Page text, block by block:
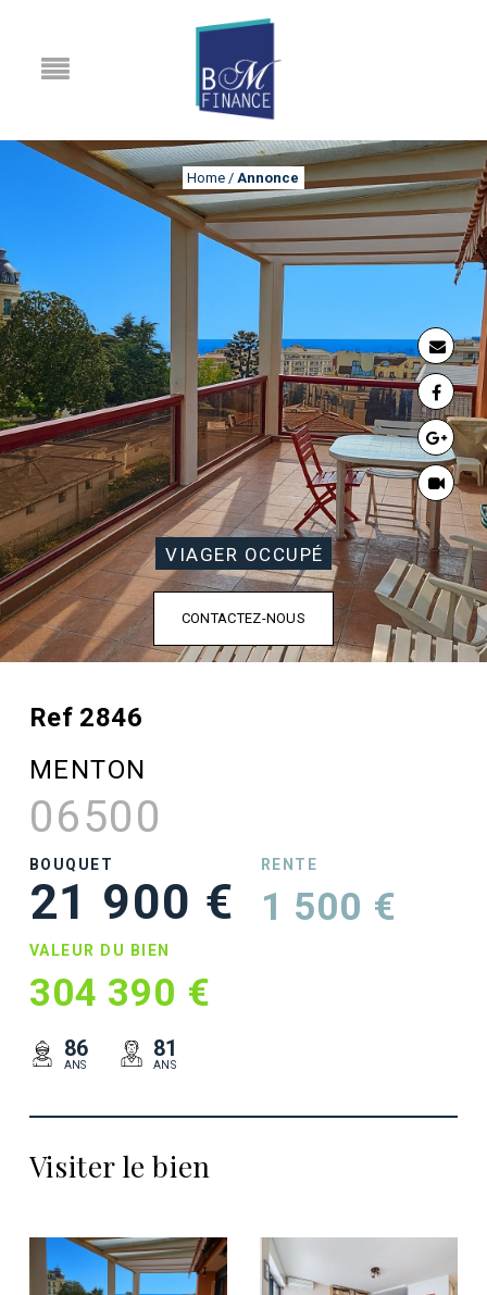
Home / Annonce
ANNONCE
VIAGER OCCUPÉ
CONTACTEZ-NOUS
Ref 2846
MENTON
06500
BOUQUET
21 900 €
RENTE
1 500 €
VALEUR DU BIEN
304 390 €
86
ANS
81
ANS
Visiter le bien